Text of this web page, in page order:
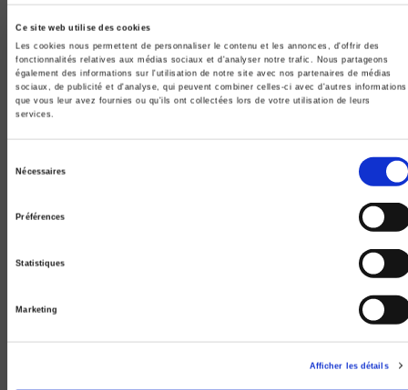
Ce site web utilise des cookies
Les cookies nous permettent de personnaliser le contenu et les annonces, d'offrir des
fonctionnalités relatives aux médias sociaux et d'analyser notre trafic. Nous partageons
également des informations sur l'utilisation de notre site avec nos partenaires de médias
sociaux, de publicité et d'analyse, qui peuvent combiner celles-ci avec d'autres informations
que vous leur avez fournies ou qu'ils ont collectées lors de votre utilisation de leurs
services.
Nécessaires
Préférences
Statistiques
Marketing
Afficher les détails
Michel Rocard Premier ministre
La deuxième gauche et le pouvoir (1988-1991)